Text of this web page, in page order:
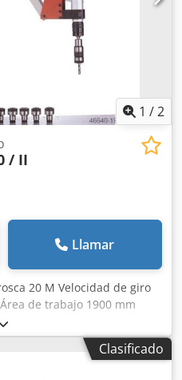
1 /2
/ II
Llamar
20 M Velocidad de giro
de trabajo 1900 mm
Descripción: Los
hasta 1900 mm y, gracias a
Para uso Clasificado